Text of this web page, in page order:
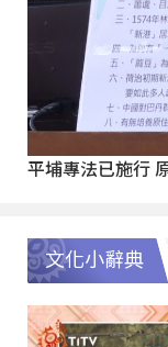
平埔專法已施行
文化小辭典